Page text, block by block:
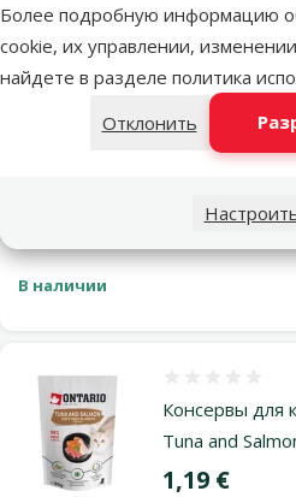
Более подробную информацию
cookie, их управлении,
найдете в разделе политика
Отклонить
Консервы для
Tuna in Broth, 80
Оценка 0%
Цена
1,19 €
В наличии
Консервы для
Tuna and
Цена
1,19 €